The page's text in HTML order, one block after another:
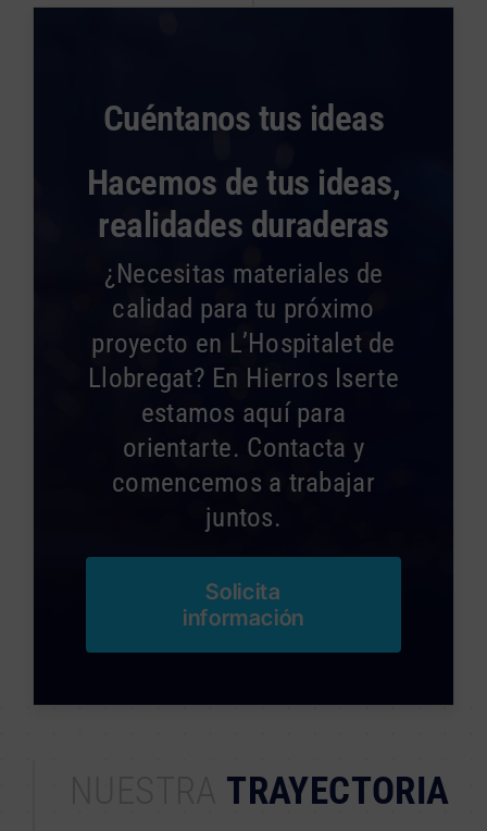
Cuéntanos tus ideas
Hacemos de tus ideas,
realidades duraderas
¿Necesitas materiales de
calidad para tu próximo
proyecto en L’Hospitalet de
Llobregat? En Hierros Iserte
estamos aquí para
orientarte. Contacta y
comencemos a trabajar
juntos.
Solicita
información
TRAYECTORIA